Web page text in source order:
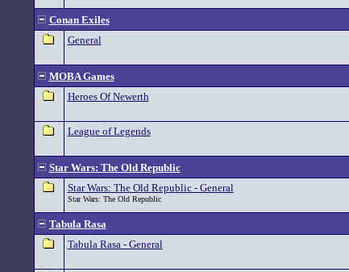
Conan Exiles
General
MOBA Games
Heroes Of Newerth
League of Legends
Star Wars: The Old Republic
Star Wars: The Old Republic - General
Star Wars: The Old Republic
Tabula Rasa
Tabula Rasa - General